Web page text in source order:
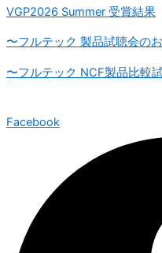
VGP2026 Summer 受賞結果
〜フルテック 製品試聴会の
〜フルテック NCF製品比較
Facebook